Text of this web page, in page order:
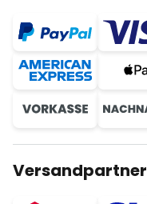
Versandpartner